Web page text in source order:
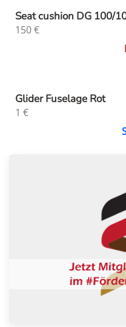
Seat cushion DG 100/
150€
Glider Fuselage Rot
1 €